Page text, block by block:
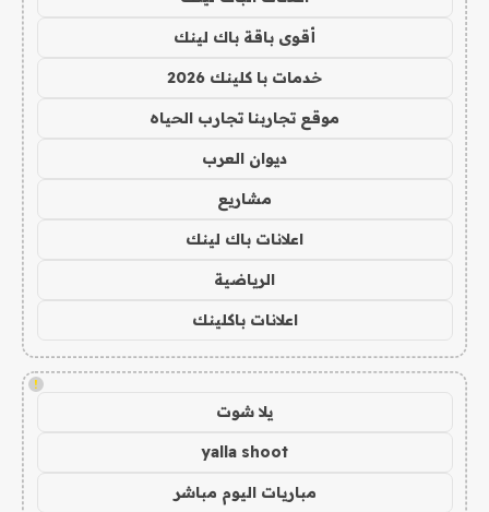
أقوى باقة باك لينك
خدمات با كلينك 2026
موقع تجاربنا تجارب الحياه
ديوان العرب
مشاريع
اعلانات باك لينك
الرياضية
اعلانات باكلينك
!
يلا شوت
yalla shoot
مباريات اليوم مباشر